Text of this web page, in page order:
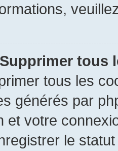
tous
tous les
générés par
et votre
le